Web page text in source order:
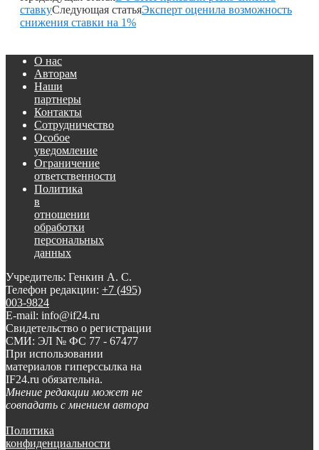
ставкуСледующая статьяЭксперт оценила возможность
снижения ставки на 1%
О нас
Авторам
Наши
партнеры
Контакты
Сотрудничество
Особое
уведомление
Ограничение
ответственности
Политика
в
отношении
обработки
персональных
данных
Учредитель: Генкин А. С.
Телефон редакции: +7 (495)
003-9824
E-mail: info@if24.ru
Свидетельство о регистрации
СМИ: ЭЛ № ФС 77 - 67477
При использовании
материалов гиперссылка на
IF24.ru обязательна.
Мнение редакции может не
совпадать с мнением автора
Политика
конфиденциальности